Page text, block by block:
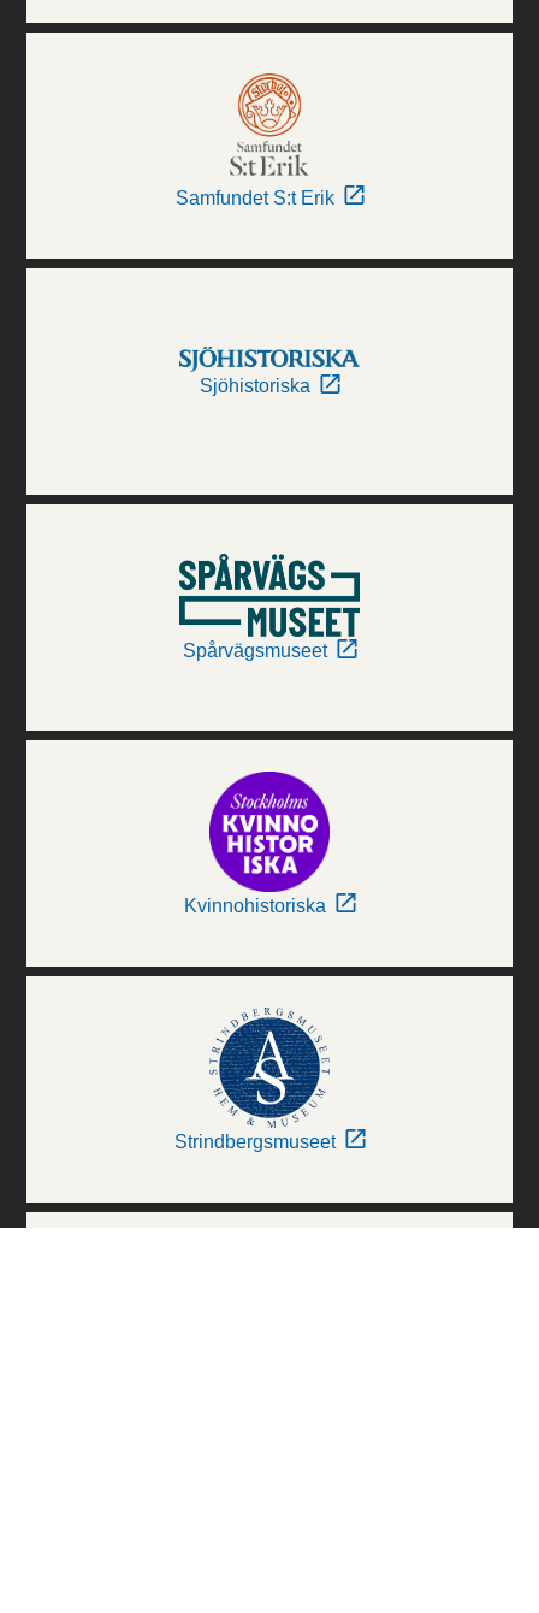
Samfundet S:t Erik
Sjöhistoriska
Spårvägsmuseet
Kvinnohistoriska
Strindbergsmuseet